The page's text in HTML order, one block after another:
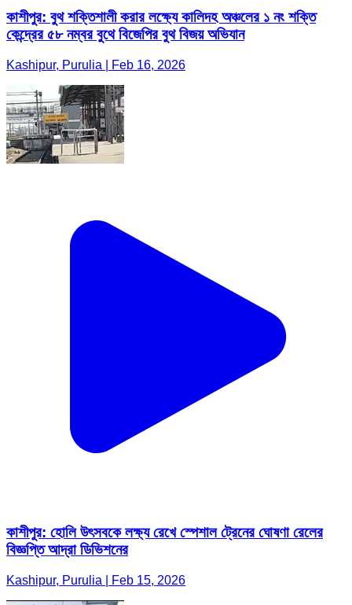
কাশীপুর: বুথ শক্তিশালী করার লক্ষ্যে কালিদহ অঞ্চলের ১ নং শক্তি
কেন্দ্রের ৫৮ নম্বর বুথে বিজেপির বুথ বিজয় অভিযান
Kashipur, Purulia | Feb 16, 2026
কাশীপুর: হোলি উৎসবকে লক্ষ্য রেখে স্পেশাল ট্রেনের ঘোষণা রেলের
বিজ্ঞপ্তি আদ্রা ডিভিশনের
Kashipur, Purulia | Feb 15, 2026